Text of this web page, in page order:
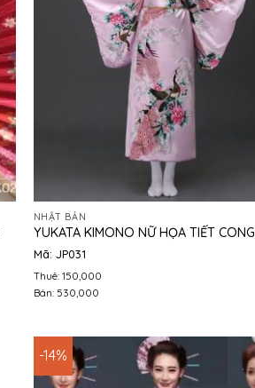
NHẬT BẢN
YUKATA KIMONO NỮ HỌA TIẾT CONG
Mã: JP031
Thuê: 150,000
Bán: 530,000
-14%